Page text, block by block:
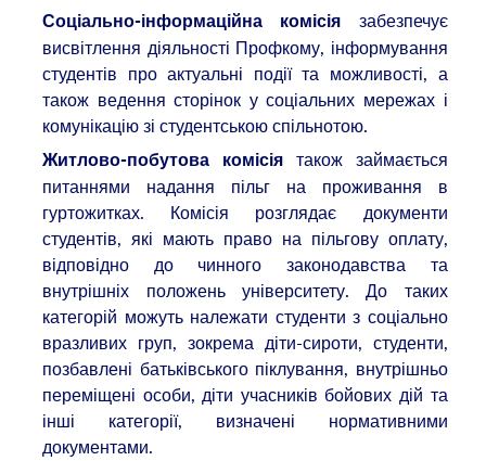
Соціально-інформаційна комісія
забезпечує
висвітлення діяльності Профкому, інформування
студентів про актуальні події та можливості, а
також ведення сторінок у соціальних мережах і
комунікацію зі студентською спільнотою.
Житлово-побутова комісіятакож займається
питаннями надання пільг на проживання в
гуртожитках. Комісія розглядає документи
студентів, які мають право на пільгову оплату,
відповідно до чинного законодавства та
внутрішніх положень університету. До таких
категорій можуть належати студенти з соціально
вразливих груп, зокрема діти-сироти, студенти,
позбавлені батьківського піклування, внутрішньо
переміщені особи, діти учасників бойових дій та
інші категорії, визначені нормативними
документами.